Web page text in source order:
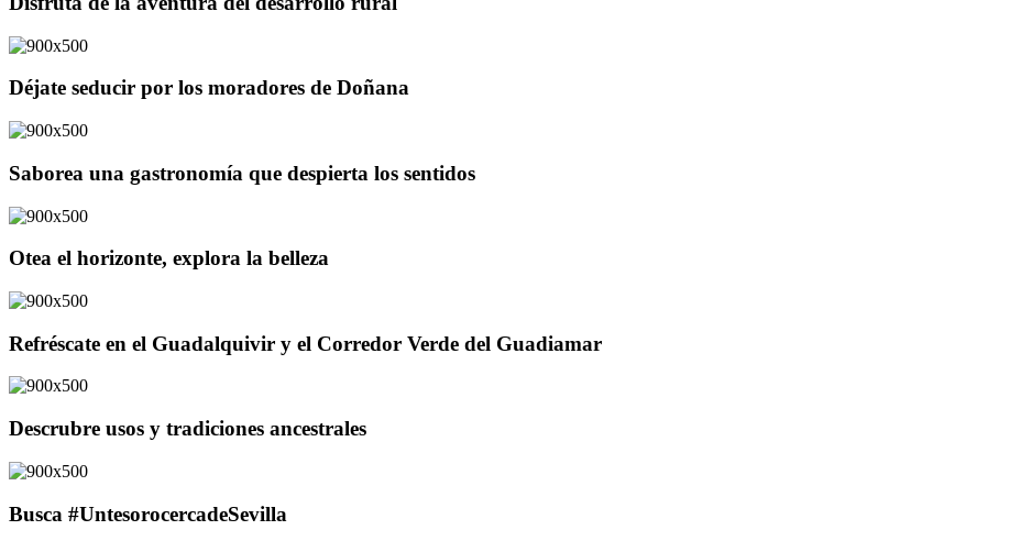
Déjate seducir por los moradores de Doñana
Saborea una gastronomía que despierta los sentidos
Otea el horizonte, explora la belleza
Refréscate en el Guadalquivir y el Corredor Verde del Guadiamar
Descrubre usos y tradiciones ancestrales
Busca #UntesorocercadeSevilla